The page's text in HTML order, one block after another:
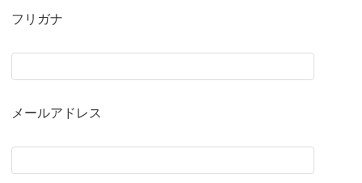
フリガナ
メールアドレス